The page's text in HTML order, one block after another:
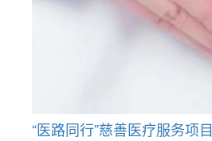
“医路同行”慈善医疗服务项目